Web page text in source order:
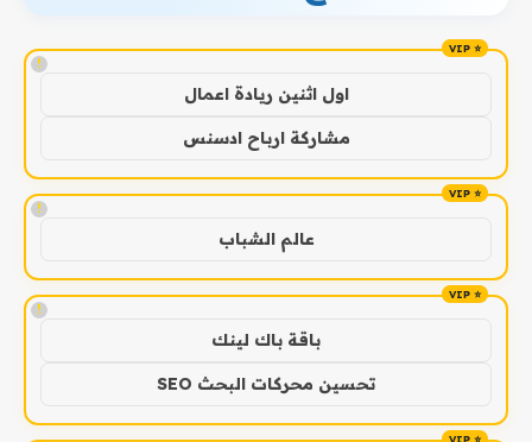
!
اول اثنين ريادة اعمال
مشاركة ارباح ادسنس
!
عالم الشباب
!
باقة باك لينك
تحسين محركات البحث SEO